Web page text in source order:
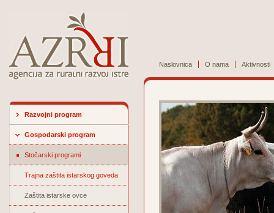
Naslovnica O nama Aktivnosti
Razvojni program
Gospodarski program
Stočarski programi
Trajna zaštita istarskog goveda
Zaštita istarske ovce